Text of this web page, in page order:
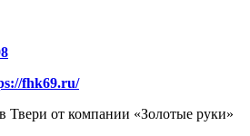
fhk69.ru/
Твери от компании «Золотые руки»